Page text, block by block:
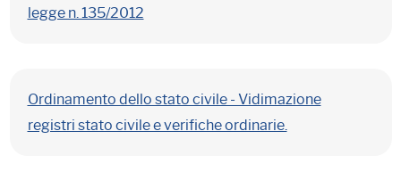
legge n. 135/2012
Ordinamento dello stato civile - Vidimazione
registri stato civile e verifiche ordinarie.